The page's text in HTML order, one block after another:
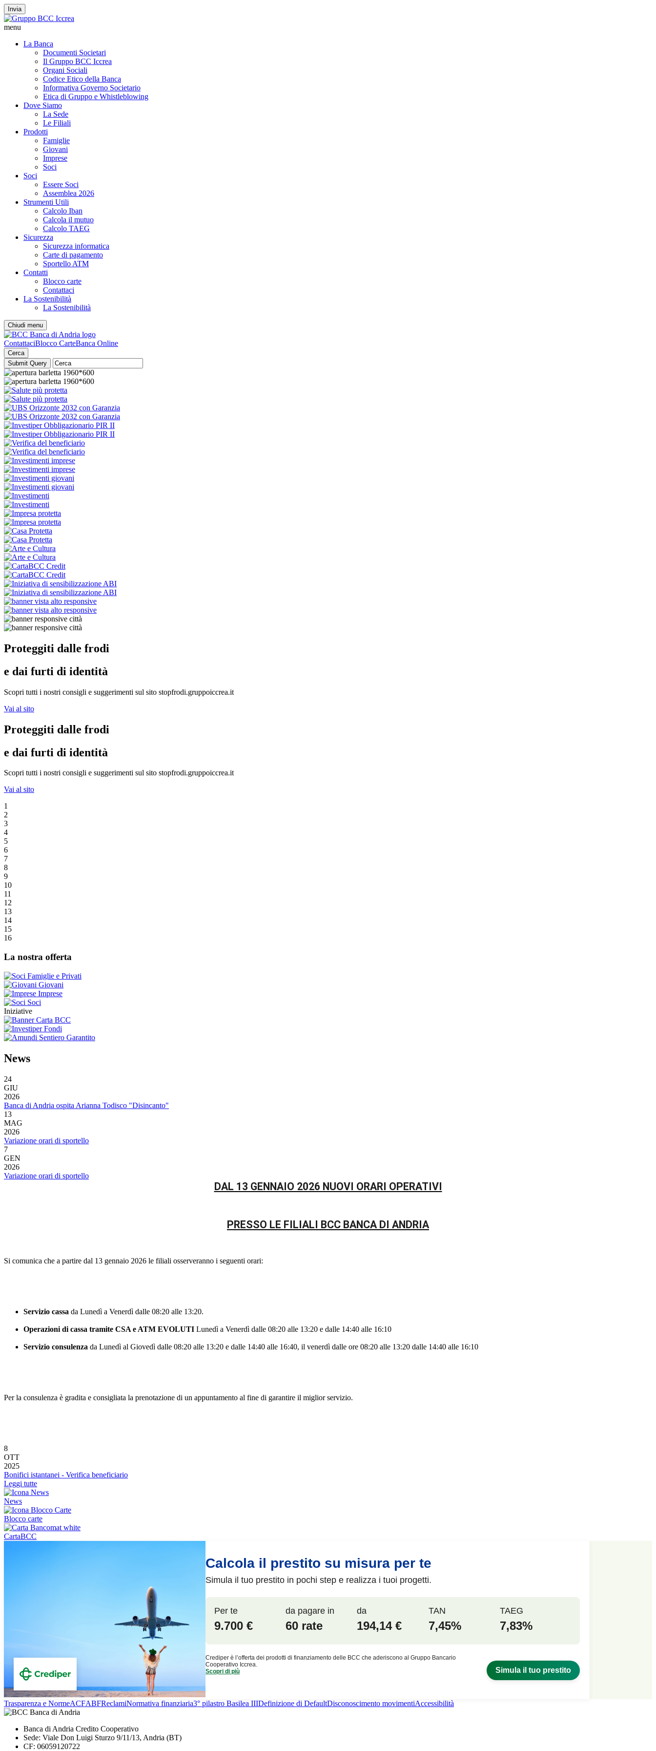
Invia
menu
La Banca
Documenti Societari
Il Gruppo BCC Iccrea
Organi Sociali
Codice Etico della Banca
Informativa Governo Societario
Etica di Gruppo e Whistleblowing
Dove Siamo
La Sede
Le Filiali
Prodotti
Famiglie
Giovani
Imprese
Soci
Soci
Essere Soci
Assemblea 2026
Strumenti Utili
Calcolo Iban
Calcola il mutuo
Calcolo TAEG
Sicurezza
Sicurezza informatica
Carte di pagamento
Sportello ATM
Contatti
Blocco carte
Contattaci
La Sostenibilità
La Sostenibilità
Chiudi menu
ContattaciBlocco CarteBanca Online
Cerca
Proteggiti dalle frodi
e dai furti di identità
Scopri tutti i nostri consigli e suggerimenti sul sito stopfrodi.gruppoiccrea.it
Vai al sito
Proteggiti dalle frodi
e dai furti di identità
Scopri tutti i nostri consigli e suggerimenti sul sito stopfrodi.gruppoiccrea.it
Vai al sito
1
2
3
4
5
6
7
8
9
10
11
12
13
14
15
16
La nostra offerta
Famiglie e Privati
Giovani
Imprese
Soci
Iniziative
News
24
GIU
2026
Banca di Andria ospita Arianna Todisco "Disincanto"
13
MAG
2026
Variazione orari di sportello
7
GEN
2026
Variazione orari di sportello
DAL 13 GENNAIO 2026 NUOVI ORARI OPERATIVI
PRESSO LE FILIALI BCC BANCA DI ANDRIA
Si comunica che a partire dal 13 gennaio 2026 le filiali osserveranno i seguenti orari:
Servizio cassa da Lunedì a Venerdì dalle 08:20 alle 13:20.
Operazioni di cassa tramite CSA e ATM EVOLUTI Lunedì a Venerdì dalle 08:20 alle 13:20 e dalle 14:40 alle 16:10
Servizio consulenza da Lunedì al Giovedì dalle 08:20 alle 13:20 e dalle 14:40 alle 16:40, il venerdì dalle ore 08:20 alle 13:20 dalle 14:40 alle 16:10
Per la consulenza è gradita e consigliata la prenotazione di un appuntamento al fine di garantire il miglior servizio.
8
OTT
2025
Bonifici istantanei - Verifica beneficiario
Leggi tutte
News
Blocco carte
CartaBCC
Trasparenza e NormeACFABFReclamiNormativa finanziaria3° pilastro Basilea IIIDefinizione di DefaultDisconoscimento movimentiAccessibilità
Banca di Andria Credito Cooperativo
Sede: Viale Don Luigi Sturzo 9/11/13, Andria (BT)
CF: 06059120722